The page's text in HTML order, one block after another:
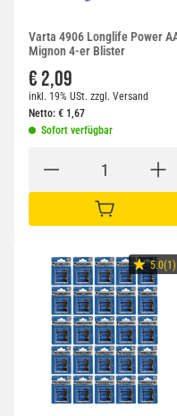
Varta 4906 Longlife Power
Mignon 4-er Blister
€ 2,09
inkl. 19% USt. zzgl. Versand
Netto: € 1,67
Sofort verfügbar
IN DEN
5.0(1)